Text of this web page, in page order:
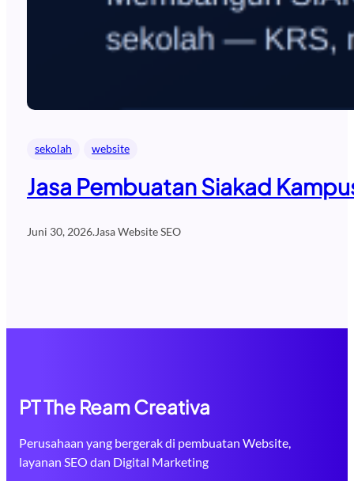
sekolah website
Jasa Pembuatan Siakad
Juni 30, 2026.Jasa Website SEO
PT The Ream Creativa
Perusahaan yang bergerak di pembuatan Website,
layanan SEO dan Digital Marketing